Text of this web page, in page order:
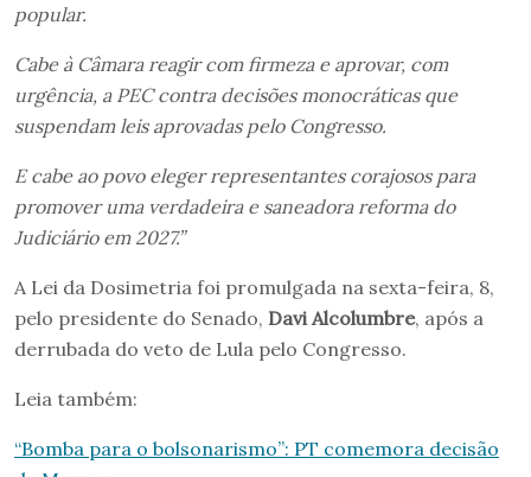
popular.
Cabe à Câmara reagir com firmeza e aprovar, com
urgência, a PEC contra decisões monocráticas que
suspendam leis aprovadas pelo Congresso.
E cabe ao povo eleger representantes corajosos para
promover uma verdadeira e saneadora reforma do
Judiciário em 2027.”
A Lei da Dosimetria foi promulgada na sexta-feira, 8,
pelo presidente do Senado, Davi Alcolumbre, após a
derrubada do veto de Lula pelo Congresso.
Leia também:
“Bomba para o bolsonarismo”: PT comemora decisão